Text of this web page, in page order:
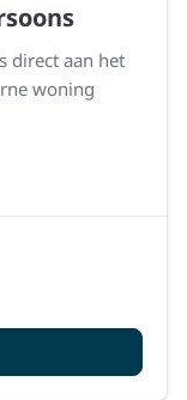
direct aan het
woning